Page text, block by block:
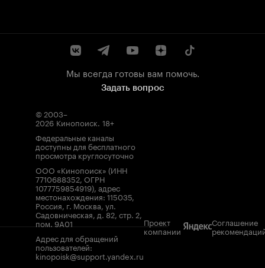
Мы всегда готовы вам помочь.
Задать вопрос
© 2003–
2026 Кинопоиск. 18+
Федеральные каналы
доступны для бесплатного
просмотра круглосуточно
ООО «Кинопоиск» (ИНН
7710688352, ОГРН
1077759854919), адрес
местонахождения: 115035,
Россия, г. Москва, ул.
Садовническая, д. 82, стр. 2,
пом. 9А01
Адрес для обращений
пользователей:
kinopoisk@support.yandex.ru
Проект
компании
Соглашение